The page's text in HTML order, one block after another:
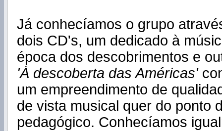
Já conhecíamos o grupo
dois CD's, um dedicado à
época dos descobrimentos e
'À descoberta das Américas'
um empreendimento de
de vista musical quer do ponto
pedagógico. Conhecíamos